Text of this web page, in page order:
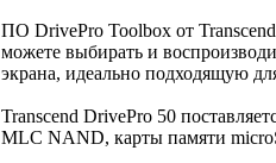
ПО DrivePro Toolbox от
можете выбирать и
экрана, идеально подходящую
Transcend DrivePro 50
MLC NAND, карты памяти